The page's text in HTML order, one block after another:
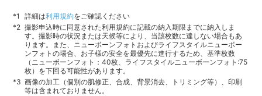
詳細は利用規約をご確認ください
撮影申込時に同意された利用規約に記載の納入期限までに納入しま
す。撮影時の状況または天候等により、当該枚数に達しない場合もあ
ります。また、ニューボーンフォトおよびライフスタイルニューボー
ンフォトの場合、お子様の安全を最優先に進行するため、基準枚数
（ニューボーンフォト：40枚、ライフスタイルニューボーンフォト:75
枚）を下回る可能性があります。
画像の加工（個別の肌修正、合成、背景消去、トリミング等）、印刷
等は含まれておりません。